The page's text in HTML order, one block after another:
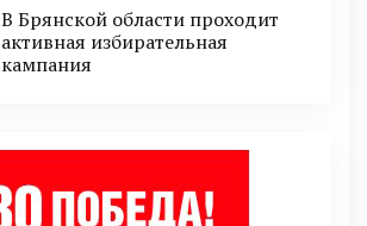
В Брянской области проходит
активная избирательная
кампания